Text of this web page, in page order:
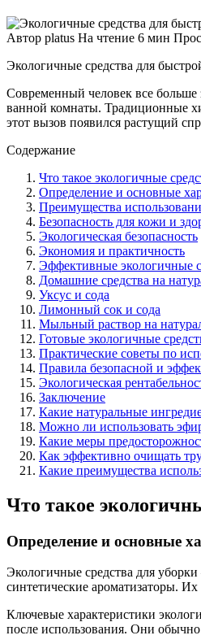
Автор platus На чтение 6 мин
Экологичные средства для
Современный человек все больше
ванной комнаты. Традиционные
этот вызов появился растущий
Содержание
Что такое экологичные
Определение и основные
Преимущества
Безопасность для кожи и
Экологическая безопасность
Экономия и практичность
Эффективные экологичные
Домашние средства на
Уксус и сода
Лимонный сок и сода
Мыльный раствор на
Готовые экологичные
Практические советы по
Правила безопасной и
Экологическая
Заключение
Какие натуральные
Можно ли использовать
Какие меры
Как эффективно очищать
Какие преимущества
Что такое
Определение и основные
Экологичные средства для
синтетические ароматизаторы.
Ключевые характеристики
после использования. Они